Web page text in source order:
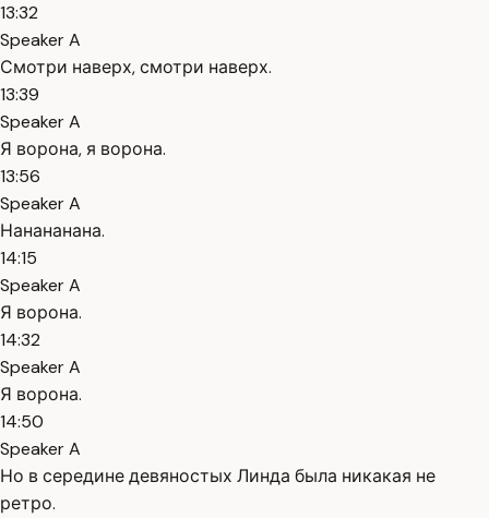
13:32
Speaker A
Смотри наверх, смотри наверх.
13:39
Speaker A
Я ворона, я ворона.
13:56
Speaker A
Нанананана.
14:15
Speaker A
Я ворона.
14:32
Speaker A
Я ворона.
14:50
Speaker A
Но в середине девяностых Линда была никакая не
ретро.